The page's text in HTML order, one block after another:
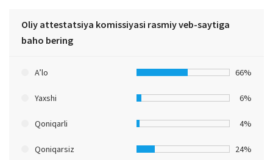
Oliy attestatsiya komissiyasi rasmiy veb-saytiga
baho bering
A’lo 66%
Yaxshi 6%
Qoniqarli 4%
Qoniqarsiz 24%